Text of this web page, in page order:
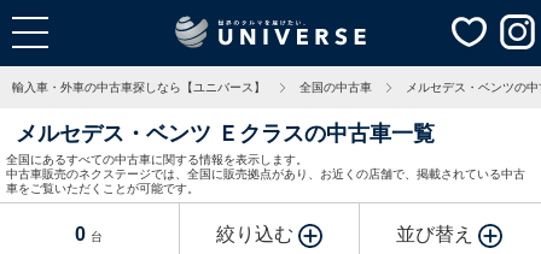
輸入車・外車の中古車探しなら【ユニバース】 全国の中古車 メルセデス・ベンツの
メルセデス・ベンツ Ｅクラスの中古車一覧
全国にあるすべての中古車に関する情報を表示します。
中古車販売のネクステージでは、全国に販売拠点があり、お近くの店舗で、掲載されている中古
車をご覧いただくことが可能です。
0 台 絞り込む 並び替え